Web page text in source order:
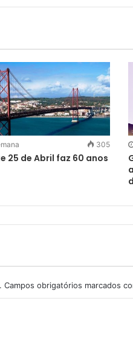
305
25 de Abril faz 60 anos
Campos obrigatórios marcados